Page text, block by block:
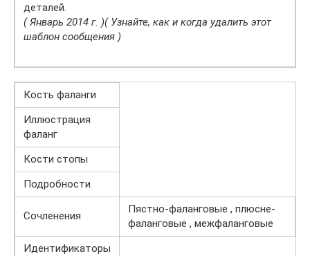
деталей.
( Январь 2014 г. )( Узнайте, как и когда удалить этот
шаблон сообщения )
Кость фаланги
Иллюстрация
фаланг
Кости стопы
Подробности
Сочленения
Пястно-фаланговые , плюсне-
фаланговые , межфаланговые
Идентификаторы